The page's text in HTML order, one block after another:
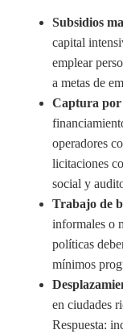
Subsidios
capital
emplear
a metas de
Captura por
operadores
licitaciones
social y
Trabajo de
informales o
políticas
mínimos
en ciudades
Respuesta: